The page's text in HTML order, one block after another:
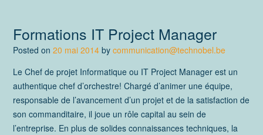
Formations IT Project Manager
Posted on 20 mai 2014 by communication@technobel.be
Le Chef de projet Informatique ou IT Project Manager est un
authentique chef d’orchestre! Chargé d’animer une équipe,
responsable de l’avancement d’un projet et de la satisfaction de
son commanditaire, il joue un rôle capital au sein de
l’entreprise. En plus de solides connaissances techniques, la